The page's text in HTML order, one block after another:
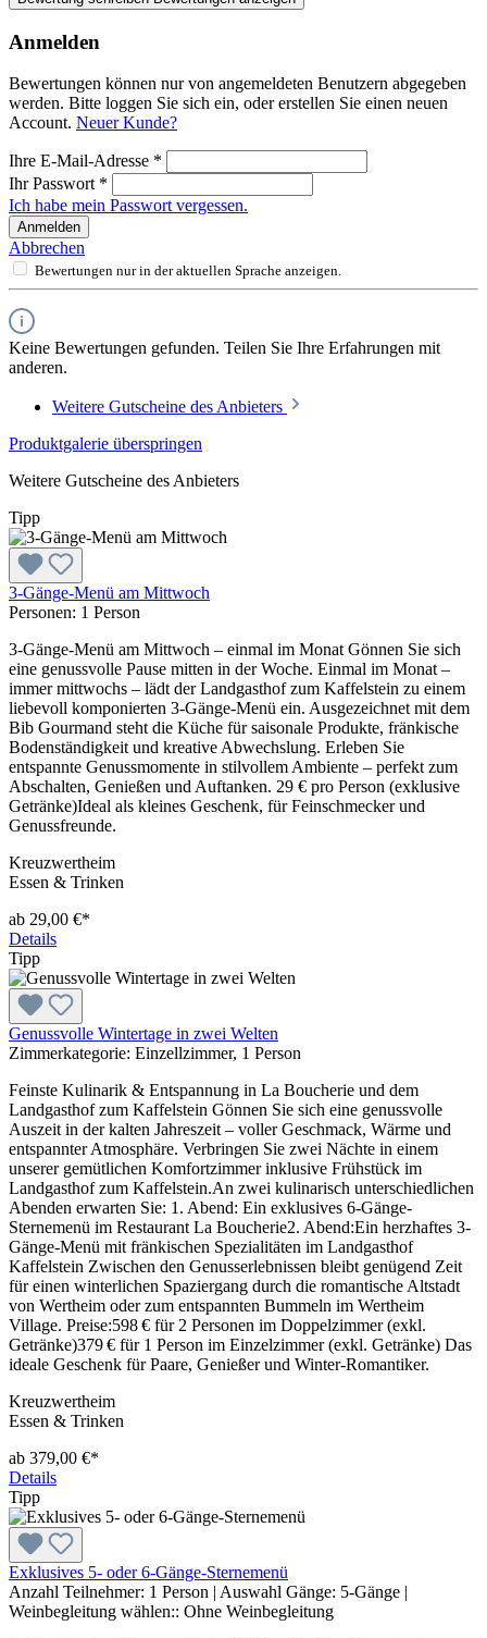
Anmelden
Bewertungen können nur von angemeldeten Benutzern abgegeben
werden. Bitte loggen Sie sich ein, oder erstellen Sie einen neuen
Account. Neuer Kunde?
Ihre E-Mail-Adresse *
Ihr Passwort *
Ich habe mein Passwort vergessen.
Anmelden
Abbrechen
Bewertungen nur in der aktuellen Sprache anzeigen.
Keine Bewertungen gefunden. Teilen Sie Ihre Erfahrungen mit
anderen.
Weitere Gutscheine des Anbieters
Produktgalerie überspringen
Weitere Gutscheine des Anbieters
Tipp
3-Gänge-Menü am Mittwoch
Personen: 1 Person
3-Gänge-Menü am Mittwoch – einmal im Monat Gönnen Sie sich
eine genussvolle Pause mitten in der Woche. Einmal im Monat –
immer mittwochs – lädt der Landgasthof zum Kaffelstein zu einem
liebevoll komponierten 3-Gänge-Menü ein. Ausgezeichnet mit dem
Bib Gourmand steht die Küche für saisonale Produkte, fränkische
Bodenständigkeit und kreative Abwechslung. Erleben Sie
entspannte Genussmomente in stilvollem Ambiente – perfekt zum
Abschalten, Genießen und Auftanken. 29 € pro Person (exklusive
Getränke)Ideal als kleines Geschenk, für Feinschmecker und
Genussfreunde.
Kreuzwertheim
Essen & Trinken
ab 29,00 €*
Details
Tipp
Genussvolle Wintertage in zwei Welten
Zimmerkategorie: Einzellzimmer, 1 Person
Feinste Kulinarik & Entspannung in La Boucherie und dem
Landgasthof zum Kaffelstein Gönnen Sie sich eine genussvolle
Auszeit in der kalten Jahreszeit – voller Geschmack, Wärme und
entspannter Atmosphäre. Verbringen Sie zwei Nächte in einem
unserer gemütlichen Komfortzimmer inklusive Frühstück im
Landgasthof zum Kaffelstein.An zwei kulinarisch unterschiedlichen
Abenden erwarten Sie: 1. Abend: Ein exklusives 6-Gänge-
Sternemenü im Restaurant La Boucherie2. Abend:Ein herzhaftes 3-
Gänge-Menü mit fränkischen Spezialitäten im Landgasthof
Kaffelstein Zwischen den Genusserlebnissen bleibt genügend Zeit
für einen winterlichen Spaziergang durch die romantische Altstadt
von Wertheim oder zum entspannten Bummeln im Wertheim
Village. Preise:598 € für 2 Personen im Doppelzimmer (exkl.
Getränke)379 € für 1 Person im Einzelzimmer (exkl. Getränke) Das
ideale Geschenk für Paare, Genießer und Winter-Romantiker.
Kreuzwertheim
Essen & Trinken
ab 379,00 €*
Details
Tipp
Exklusives 5- oder 6-Gänge-Sternemenü
Anzahl Teilnehmer: 1 Person | Auswahl Gänge: 5-Gänge |
Weinbegleitung wählen:: Ohne Weinbegleitung